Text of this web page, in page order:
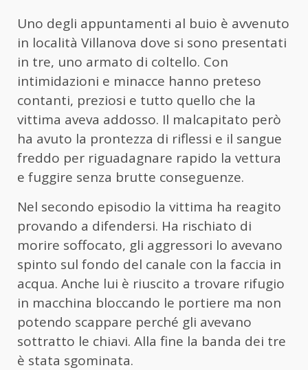
Uno degli appuntamenti al buio è avvenuto
in località Villanova dove si sono presentati
in tre, uno armato di coltello. Con
intimidazioni e minacce hanno preteso
contanti, preziosi e tutto quello che la
vittima aveva addosso. Il malcapitato però
ha avuto la prontezza di riflessi e il sangue
freddo per riguadagnare rapido la vettura
e fuggire senza brutte conseguenze.
Nel secondo episodio la vittima ha reagito
provando a difendersi. Ha rischiato di
morire soffocato, gli aggressori lo avevano
spinto sul fondo del canale con la faccia in
acqua. Anche lui è riuscito a trovare rifugio
in macchina bloccando le portiere ma non
potendo scappare perché gli avevano
sottratto le chiavi. Alla fine la banda dei tre
è stata sgominata.